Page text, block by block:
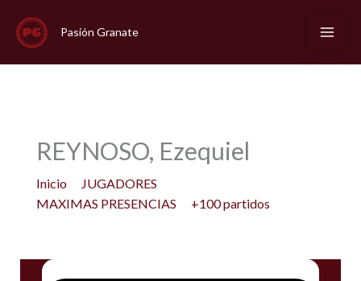
contenido
Pasión Granate
REYNOSO, Ezequiel
Inicio
JUGADORES
MAXIMAS PRESENCIAS
+100 partidos